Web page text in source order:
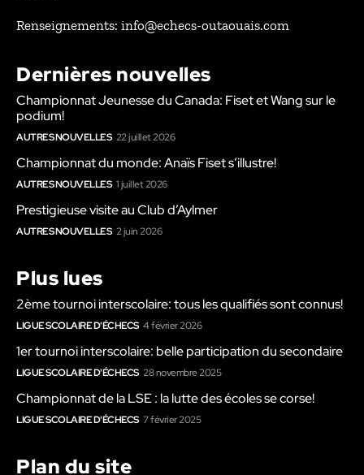
Renseignements: info@echecs-outaouais.com
Dernières nouvelles
Championnat Jeunesse du Canada: Fiset et Wang sur le
podium!
AUTRES NOUVELLES 22 juillet 2026
Championnat du monde: Anaïs Fiset s’illustre!
AUTRES NOUVELLES 1 juillet 2026
Prestigieuse visite au Club d’Aylmer
AUTRES NOUVELLES 2 juin 2026
Plus lues
2ème tournoi interscolaire: tous les qualifiés sont connus!
LIGUE SCOLAIRE D'ÉCHECS 4 février 2026
1er tournoi interscolaire: belle participation du secondaire
LIGUE SCOLAIRE D'ÉCHECS 28 novembre 2025
Championnat de la LSE : la lutte des écoles se corse!
LIGUE SCOLAIRE D'ÉCHECS 7 février 2025
Plan du site